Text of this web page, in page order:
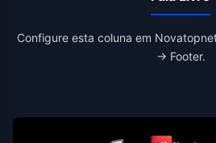
Configure esta coluna em
→ Footer.